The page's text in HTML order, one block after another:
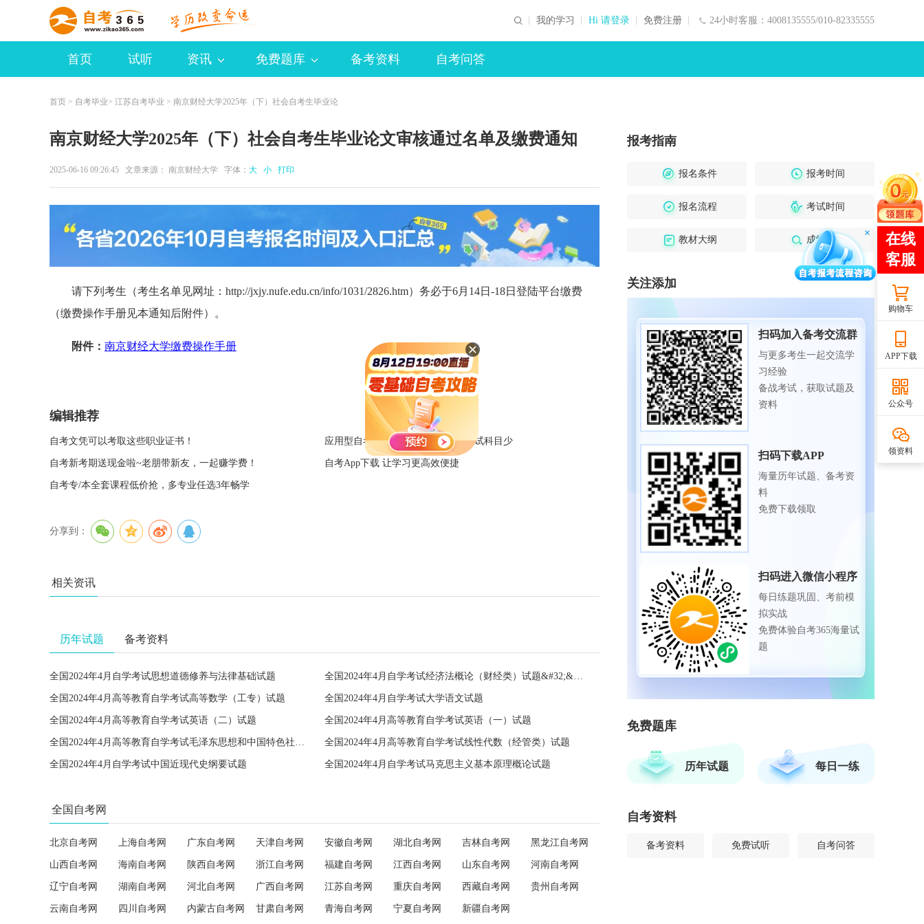
24小时客服：4008135555/010-82335555
我的学习 Hi 请登录 免费注册
首页 试听 资讯 免费题库 备考资料 自考问答
首页 > 自考毕业> 江苏自考毕业 > 南京财经大学2025年（下）社会自考生毕业论
南京财经大学2025年（下）社会自考生毕业论文审核通过名单及缴费通知
2025-06-16 09:26:45 文章来源： 南京财经大学 字体： 大 小 打印
请下列考生（考生名单见网址：http://jxjy.nufe.edu.cn/info/1031/2826.htm）务必于6月14日-18日登陆平台缴费
（缴费操作手册见本通知后附件）。
附件： 南京财经大学缴费操作手册
编辑推荐
自考文凭可以考取这些职业证书！ 应用型自考招生中：学信网可查+笔试科目少
自考新考期送现金啦~老朋带新友，一起赚学费！ 自考App下载 让学习更高效便捷
自考专/本全套课程低价抢，多专业任选3年畅学
分享到：
相关资讯
历年试题 备考资料
全国2024年4月自学考试思想道德修养与法律基础试题 全国2024年4月自学考试经济法概论（财经类）试题&#32;&#32;
全国2024年4月高等教育自学考试高等数学（工专）试题 全国2024年4月自学考试大学语文试题
全国2024年4月高等教育自学考试英语（二）试题 全国2024年4月高等教育自学考试英语（一）试题
全国2024年4月高等教育自学考试毛泽东思想和中国特色社会主义理论体系概论试题 全国2024年4月高等教育自学考试线性代数（经管类）试题
全国2024年4月自学考试中国近现代史纲要试题 全国2024年4月自学考试马克思主义基本原理概论试题
全国自考网
北京自考网 上海自考网 广东自考网 天津自考网 安徽自考网 湖北自考网 吉林自考网 黑龙江自考网
山西自考网 海南自考网 陕西自考网 浙江自考网 福建自考网 江西自考网 山东自考网 河南自考网
辽宁自考网 湖南自考网 河北自考网 广西自考网 江苏自考网 重庆自考网 西藏自考网 贵州自考网
云南自考网 四川自考网 内蒙古自考网 甘肃自考网 青海自考网 宁夏自考网 新疆自考网
报考指南
报名条件 报考时间
报名流程 考试时间
教材大纲 成绩查询
关注添加
扫码加入备考交流群
与更多考生一起交流学
习经验
备战考试，获取试题及
资料
扫码下载APP
海量历年试题、备考资
料
免费下载领取
扫码进入微信小程序
每日练题巩固、考前模
拟实战
免费体验自考365海量试
题
免费题库
历年试题 每日一练
自考资料
备考资料 免费试听 自考问答
购物车
APP下载
公众号
领资料